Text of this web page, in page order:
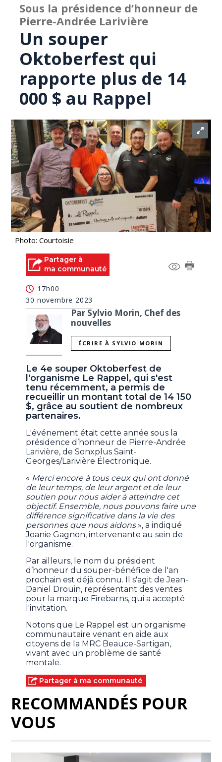
Sous la présidence d’honneur de
Pierre-Andrée Larivière
Un souper
Oktoberfest qui
rapporte plus de 14
000 $ au Rappel
Photo: Courtoisie
Partager à
ma communauté
17h00
30 novembre 2023
Par Sylvio Morin, Chef des
nouvelles
ÉCRIRE À SYLVIO MORIN
Le 4e souper Oktoberfest de
l'organisme Le Rappel, qui s'est
tenu récemment, a permis de
recueillir un montant total de 14 150
$, grâce au soutient de nombreux
partenaires.
L'événement était cette année sous la
présidence d’honneur de Pierre-Andrée
Larivière, de Sonxplus Saint-
Georges/Larivière Électronique.
« Merci encore à tous ceux qui ont donné
de leur temps, de leur argent et de leur
soutien pour nous aider à atteindre cet
objectif. Ensemble, nous pouvons faire une
différence significative dans la vie des
personnes que nous aidons», a indiqué
Joanie Gagnon, intervenante au sein de
l'organisme.
Par ailleurs, le nom du président
d’honneur du souper-bénéfice de l'an
prochain est déjà connu. Il s'agit de Jean-
Daniel Drouin, représentant des ventes
pour la marque Firebarns, qui a accepté
l'invitation.
Notons que Le Rappel est un organisme
communautaire venant en aide aux
citoyens de la MRC Beauce-Sartigan,
vivant avec un problème de santé
mentale.
Partager à ma communauté
RECOMMANDÉS POUR
VOUS